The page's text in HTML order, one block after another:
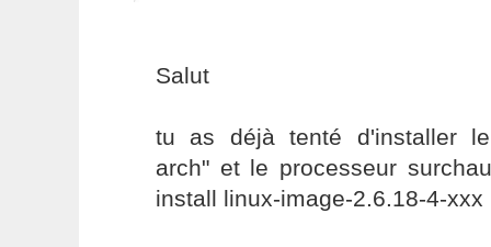
Salut
tu as déjà tenté d'installer
arch" et le processeur
install linux-image-2.6.18-4-xxx